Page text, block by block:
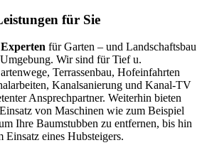
für Sie
Experten für Garten – und Landschaftsbau
Wir sind für Tief u.
Terrassenbau, Hofeinfahrten
Kanalsanierung und Kanal-TV
Ansprechpartner. Weiterhin bieten
von Maschinen wie zum Beispiel
Ihre Baumstubben zu entfernen, bis hin
eines Hubsteigers.